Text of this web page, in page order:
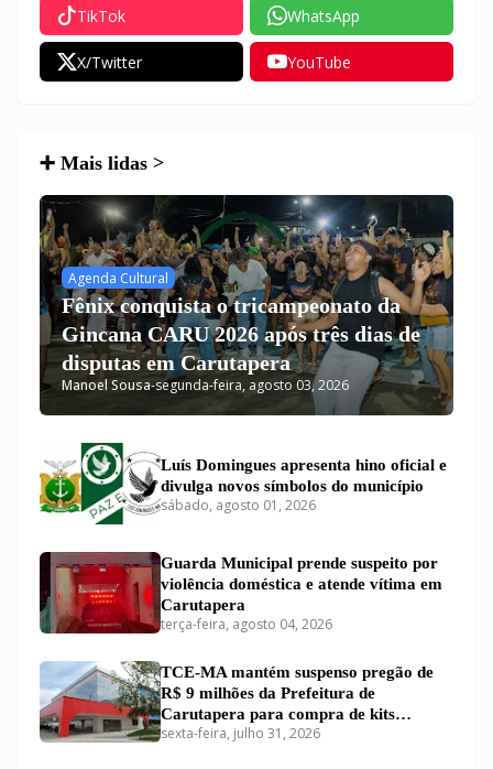
TikTok WhatsApp
X/Twitter YouTube
➕ Mais lidas >
Agenda Cultural
Fênix conquista o tricampeonato da
Gincana CARU 2026 após três dias de
disputas em Carutapera
Manoel Sousa-segunda-feira, agosto 03, 2026
Luís Domingues apresenta hino oficial e
divulga novos símbolos do município
sábado, agosto 01, 2026
Guarda Municipal prende suspeito por
violência doméstica e atende vítima em
Carutapera
terça-feira, agosto 04, 2026
TCE-MA mantém suspenso pregão de
R$ 9 milhões da Prefeitura de
Carutapera para compra de kits
educacionais
sexta-feira, julho 31, 2026